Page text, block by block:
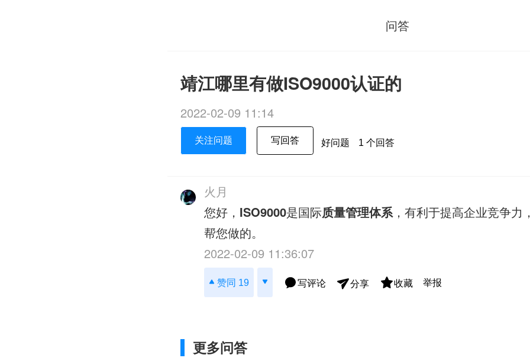
问答
靖江哪里有做ISO9000认证的
2022-02-09 11:14
关注问题 写回答 好问题 1 个回答
火月
您好， ISO9000是国际质量管理体系，有利于提高企业竞争力
帮您做的。
2022-02-09 11:36:07
赞同 19 写评论 分享 收藏 举报
更多问答